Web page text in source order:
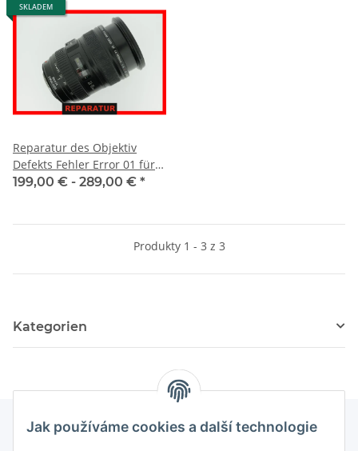
Jak používáme cookies a další technologie
SKLADEM
Reparatur des Objektiv
Defekts Fehler Error 01 für
Canon EF 24-105 f/4 L IS
199,00 € - 289,00 € *
Produkty 1 - 3 z 3
Kategorien